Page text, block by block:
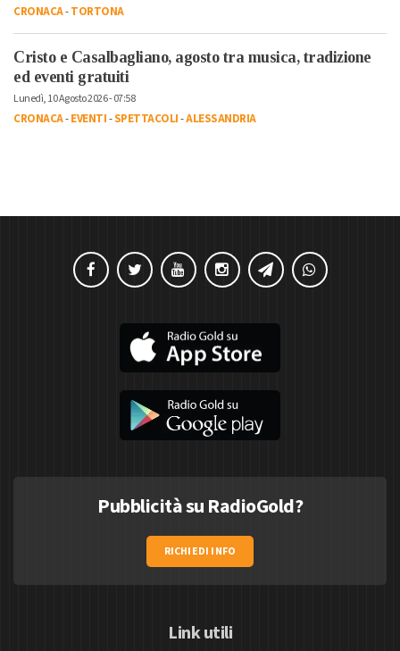
CRONACA-TORTONA
Cristo e Casalbagliano, agosto tra musica, tradizione
ed eventi gratuiti
Lunedì, 10 Agosto 2026 - 07:58
CRONACA-EVENTI-SPETTACOLI-ALESSANDRIA
Pubblicità su RadioGold?
RICHIEDI INFO
Link utili